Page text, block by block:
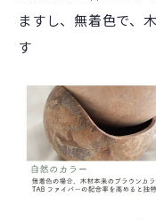
ますし、無着色で、
す